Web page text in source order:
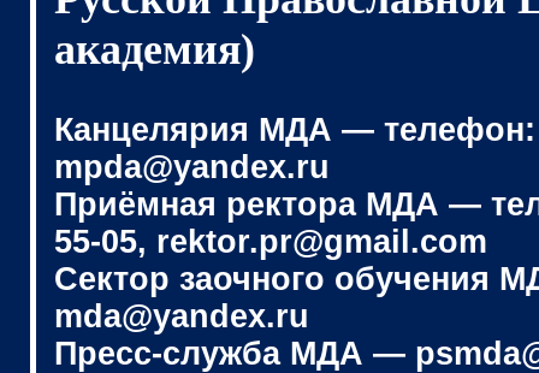
академия)
Канцелярия МДА — телефон:
mpda@yandex.ru
Приёмная ректора МДА —
55-05, rektor.pr@gmail.com
Сектор заочного обучения
mda@yandex.ru
Пресс-служба МДА —